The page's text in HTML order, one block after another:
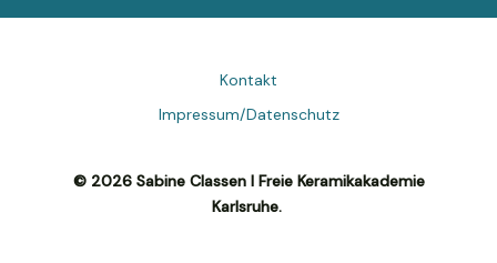
Kontakt
Impressum/Datenschutz
© 2026 Sabine Classen I Freie Keramikakademie
Karlsruhe.